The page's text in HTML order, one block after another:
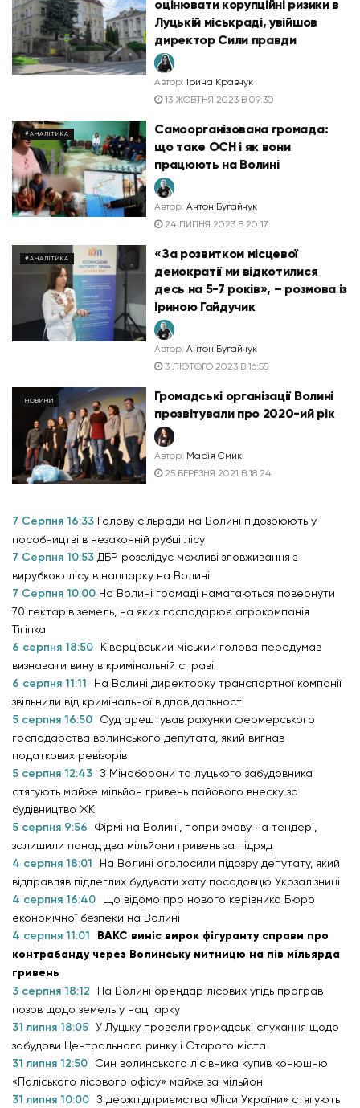
оцінювати корупційні ризики в
Луцькій міськраді, увійшов
директор Сили правди
Автор: Ірина Кравчук
13 ЖОВТНЯ 2023 В 09:30
#АНАЛІТИКА
Самоорганізована громада:
що таке ОСН і як вони
працюють на Волині
Автор: Антон Бугайчук
24 ЛИПНЯ 2023 В 20:17
#АНАЛІТИКА
«За розвитком місцевої
демократії ми відкотилися
десь на 5-7 років», – розмова із
Іриною Гайдучик
Автор: Антон Бугайчук
3 ЛЮТОГО 2023 В 16:55
НОВИНИ
Громадські організації Волині
прозвітували про 2020-ий рік
Автор: Марія Смик
25 БЕРЕЗНЯ 2021 В 18:24
7 Серпня 16:33 Голову сільради на Волині підозрюють у
пособництві в незаконній рубці лісу
7 Серпня 10:53 ДБР розслідує можливі зловживання з
вирубкою лісу в нацпарку на Волині
7 Серпня 10:00 На Волині громаді намагаються повернути
70 гектарів земель, на яких господарює агрокомпанія
Тігіпка
6 серпня 18:50
Ківерцівський міський голова передумав
визнавати вину в кримінальній справі
6 серпня 11:11
На Волині директорку транспортної компанії
звільнили від кримінальної відповідальності
5 серпня 16:50
Суд арештував рахунки фермерського
господарства волинського депутата, який вигнав
податкових ревізорів
5 серпня 12:43 З Міноборони та луцького забудовника
стягують майже мільйон гривень пайового внеску за
будівництво ЖК
5 серпня 9:56
Фірмі на Волині, попри змову на тендері,
залишили понад два мільйони гривень за підряд
4 серпня 18:01
На Волині оголосили підозру депутату, який
відправляв підлеглих будувати хату посадовцю Укрзалізниці
4 серпня 16:40
Що відомо про нового керівника Бюро
економічної безпеки на Волині
4 серпня 11:01
ВАКС виніс вирок фігуранту справи про
контрабанду через Волинську митницю на пів мільярда
гривень
3 серпня 18:12
На Волині орендар лісових угідь програв
позов щодо земель у нацпарку
31 липня 18:05 У Луцьку провели громадські слухання щодо
забудови Центрального ринку і Старого міста
31 липня 12:50
Син волинського лісівника купив конюшню
«Поліського лісового офісу» майже за мільйон
31 липня 10:00 З держпідприємства «Ліси України» стягують